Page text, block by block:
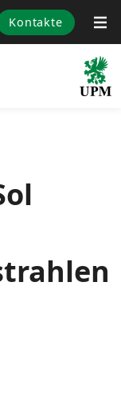
Kontakte